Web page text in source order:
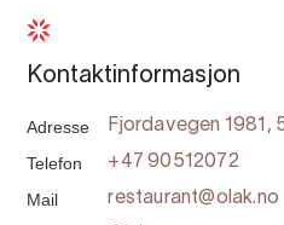
Kontaktinformasjon
Adresse Fjordavegen 1981,
Telefon +47 90512072
Mail restaurant@olak.no